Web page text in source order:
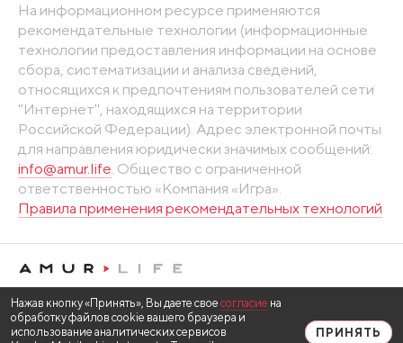
На информационном ресурсе применяются
рекомендательные технологии (информационные
технологии предоставления информации на основе
сбора, систематизации и анализа сведений,
относящихся к предпочтениям пользователей сети
"Интернет", находящихся на территории
Российской Федерации). Адрес электронной почты
для направления юридически значимых сообщений:
info@amur.life. Общество с ограниченной
ответственностью «Компания «Игра».
Правила применения рекомендательных технологий
Нажав кнопку «Принять», Вы даете свое согласие на
обработку файлов cookie вашего браузера и
использование аналитических сервисов
ПРИНЯТЬ